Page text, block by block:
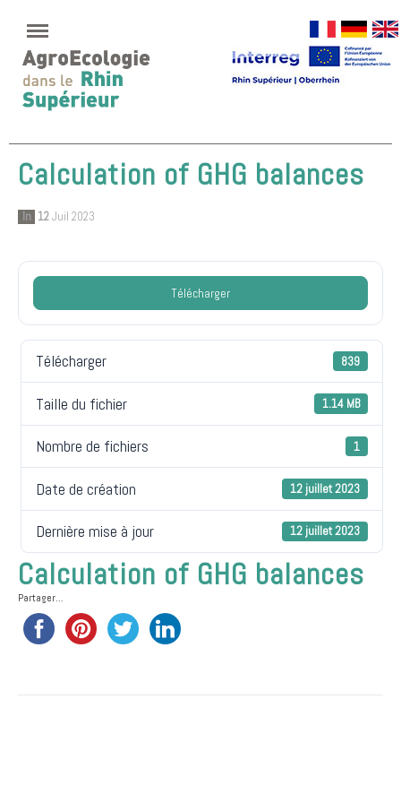
Calculation of GHG balances
In 12Juil 2023
Télécharger
Télécharger 839
Taille du fichier 1.14 MB
Nombre de fichiers 1
Date de création 12 juillet 2023
Dernière mise à jour 12 juillet 2023
Calculation of GHG balances
Partager...